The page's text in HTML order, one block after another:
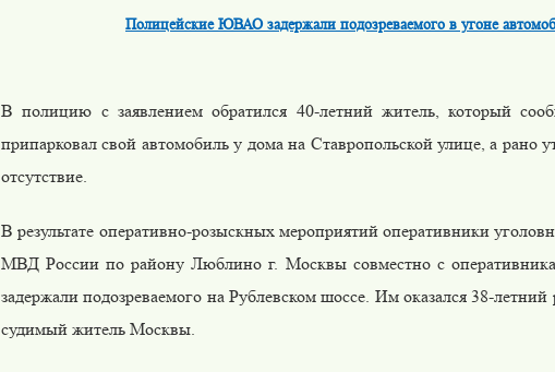
Полицейские ЮВАО задержали подозреваемого в угоне
В полицию с заявлением обратился 40-летний житель, который
припарковал свой автомобиль у дома на Ставропольской улице, а рано
отсутствие.
В результате оперативно-розыскных мероприятий оперативники
МВД России по району Люблино г. Москвы совместно с
задержали подозреваемого на Рублевском шоссе. Им оказался 38-летний
судимый житель Москвы.